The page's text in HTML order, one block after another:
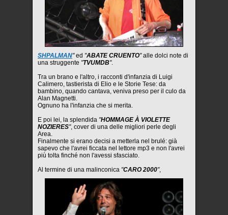
SHPALMAN"ed "ABATE CRUENTO"alle dolci note di
una struggente "TVUMDB".
Tra un brano e l'altro, i racconti d'infanzia di Luigi
Calimero, tastierista di Elio e le Storie Tese: da
bambino, quando cantava, veniva preso per il culo da
Alan Magnetti.
Ognuno ha l'infanzia che si merita.
E poi lei, la splendida "HOMMAGE À VIOLETTE
NOZIERES", cover di una delle migliori perle degli
Area.
Finalmente si erano decisi a metterla nel brulé: già
sapevo che l'avrei ficcata nel lettore mp3 e non l'avrei
più tolta finché non l'avessi sfasciato.
Al termine di una malinconica "CARO 2000",